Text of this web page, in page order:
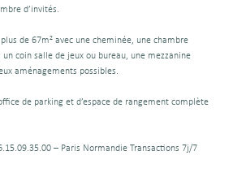
d’invités.
de 67m² avec une cheminée, une chambre
un coin salle de jeux ou bureau, une mezzanine
aménagements possibles.
de parking et d’espace de rangement complète
– Paris Normandie Transactions 7j/7